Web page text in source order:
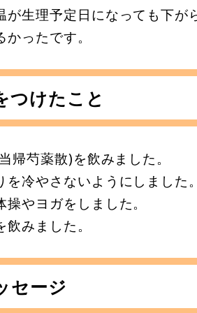
が生理予定日になっても下が
ったです。
つけたこと
帰芍薬散)を飲みました。
を冷やさないようにしました。
操やヨガをしました。
飲みました。
セージ